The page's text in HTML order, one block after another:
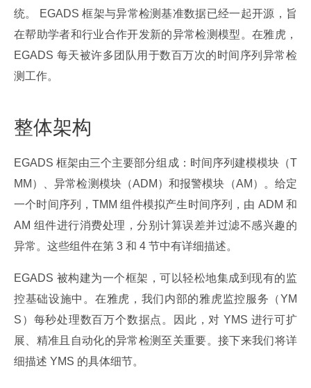
统。 EGADS 框架与异常检测基准数据已经一起开源，旨
在帮助学者和行业合作开发新的异常检测模型。在雅虎，
EGADS 每天被许多团队用于数百万次的时间序列异常检
测工作。
整体架构
EGADS 框架由三个主要部分组成：时间序列建模模块（T
MM）、异常检测模块（ADM）和报警模块（AM）。给定
一个时间序列，TMM 组件模拟产生时间序列，由 ADM 和
AM 组件进行消费处理，分别计算误差并过滤不感兴趣的
异常。这些组件在第 3 和 4 节中有详细描述。
EGADS 被构建为一个框架，可以轻松地集成到现有的监
控基础设施中。在雅虎，我们内部的雅虎监控服务（YM
S）每秒处理数百万个数据点。因此，对 YMS 进行可扩
展、精准且自动化的异常检测至关重要。接下来我们将详
细描述 YMS 的具体细节。